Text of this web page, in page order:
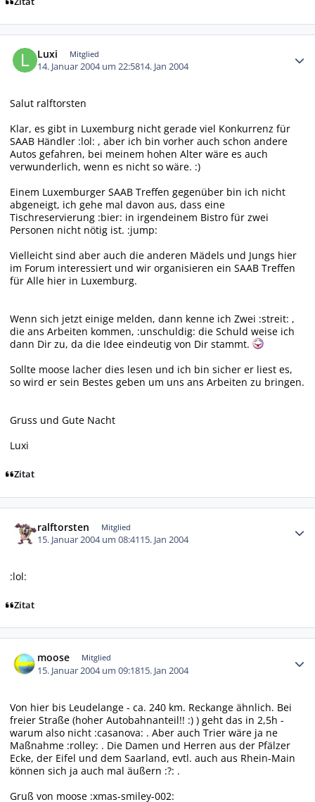
Luxi Mitglied
14. Januar 2004 um 22:5814. Jan 2004
Salut ralftorsten
Klar, es gibt in Luxemburg nicht gerade viel Konkurrenz für
SAAB Händler :lol: , aber ich bin vorher auch schon andere
Autos gefahren, bei meinem hohen Alter wäre es auch
verwunderlich, wenn es nicht so wäre. :)
Einem Luxemburger SAAB Treffen gegenüber bin ich nicht
abgeneigt, ich gehe mal davon aus, dass eine
Tischreservierung :bier: in irgendeinem Bistro für zwei
Personen nicht nötig ist. :jump:
Vielleicht sind aber auch die anderen Mädels und Jungs hier
im Forum interessiert und wir organisieren ein SAAB Treffen
für Alle hier in Luxemburg.
Wenn sich jetzt einige melden, dann kenne ich Zwei :streit: ,
die ans Arbeiten kommen, :unschuldig: die Schuld weise ich
dann Dir zu, da die Idee eindeutig von Dir stammt.
Sollte moose lacher dies lesen und ich bin sicher er liest es,
so wird er sein Bestes geben um uns ans Arbeiten zu bringen.
Gruss und Gute Nacht
Luxi
Zitat
ralftorsten Mitglied
15. Januar 2004 um 08:4115. Jan 2004
:lol:
Zitat
moose Mitglied
15. Januar 2004 um 09:1815. Jan 2004
Von hier bis Leudelange - ca. 240 km. Reckange ähnlich. Bei
freier Straße (hoher Autobahnanteil!! :) ) geht das in 2,5h -
warum also nicht :casanova: . Aber auch Trier wäre ja ne
Maßnahme :rolley: . Die Damen und Herren aus der Pfälzer
Ecke, der Eifel und dem Saarland, evtl. auch aus Rhein-Main
können sich ja auch mal äußern :?: .
Gruß von moose :xmas-smiley-002: